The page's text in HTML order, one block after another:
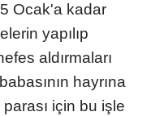
Ocak'a kadar
yapılıp
aldırmaları
hayrına
için bu işle